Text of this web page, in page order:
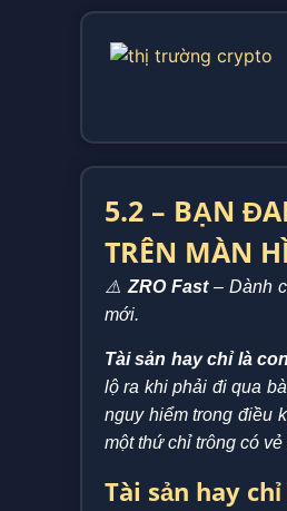
5.2 – BẠN
TRÊN MÀN
⚠️ ZRO Fast– Dành
mới.
Tài sản hay chỉ là
lộ ra khi phải đi qua
nguy hiểm trong điều
một thứ chỉ trông có
Tài sản hay